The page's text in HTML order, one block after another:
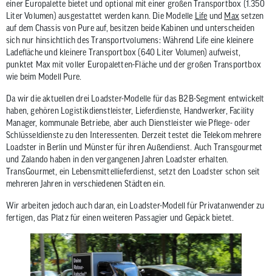
einer Europalette bietet und optional mit einer großen Transportbox (1.350
Liter Volumen) ausgestattet werden kann. Die Modelle
Life und Max setzen
auf dem Chassis von Pure auf, besitzen beide Kabinen und unterscheiden
sich nur hinsichtlich des Transportvolumens: Während Life eine kleinere
Ladefläche und kleinere Transportbox (640 Liter Volumen) aufweist,
punktet Max mit voller Europaletten-Fläche und der großen Transportbox
wie beim Modell Pure.
Da wir die aktuellen drei Loadster-Modelle für das B2B-Segment entwickelt
haben, gehören Logistikdienstleister, Lieferdienste, Handwerker, Facility
Manager, kommunale Betriebe, aber auch Dienstleister wie Pflege- oder
Schlüsseldienste zu den Interessenten. Derzeit testet die Telekom mehrere
Loadster in Berlin und Münster für ihren Außendienst. Auch Transgourmet
und Zalando haben in den vergangenen Jahren Loadster erhalten.
TransGourmet, ein Lebensmittellieferdienst, setzt den Loadster schon seit
mehreren Jahren in verschiedenen Städten ein.
Wir arbeiten jedoch auch daran, ein Loadster-Modell für Privatanwender zu
fertigen, das Platz für einen weiteren Passagier und Gepäck bietet.